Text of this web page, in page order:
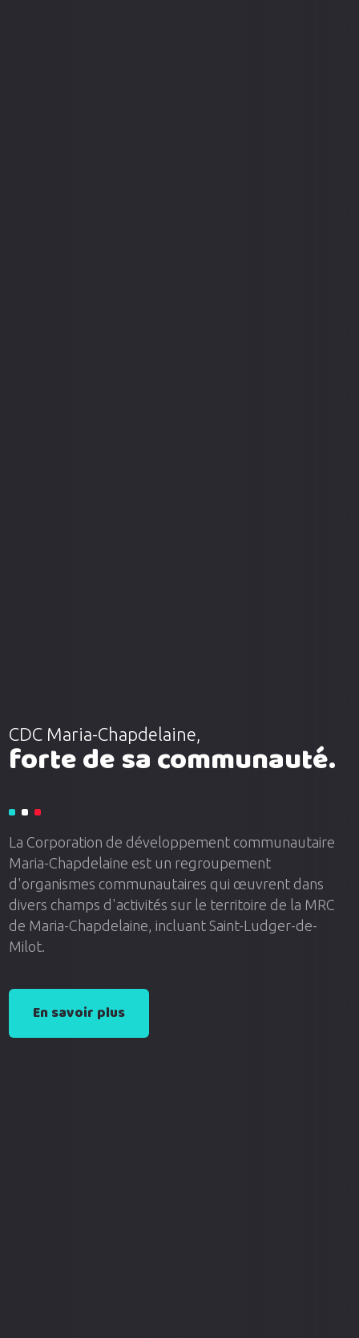
CDC Maria-Chapdelaine,
forte de sa communauté.
La Corporation de développement communautaire
Maria-Chapdelaine est un regroupement
d'organismes communautaires qui œuvrent dans
divers champs d'activités sur le territoire de la MRC
de Maria-Chapdelaine, incluant Saint-Ludger-de-
Milot.
En savoir plus